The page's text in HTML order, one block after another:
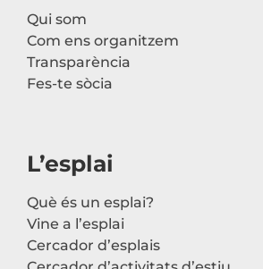
Qui som
Com ens organitzem
Transparència
Fes-te sòcia
L’esplai
Què és un esplai?
Vine a l’esplai
Cercador d’esplais